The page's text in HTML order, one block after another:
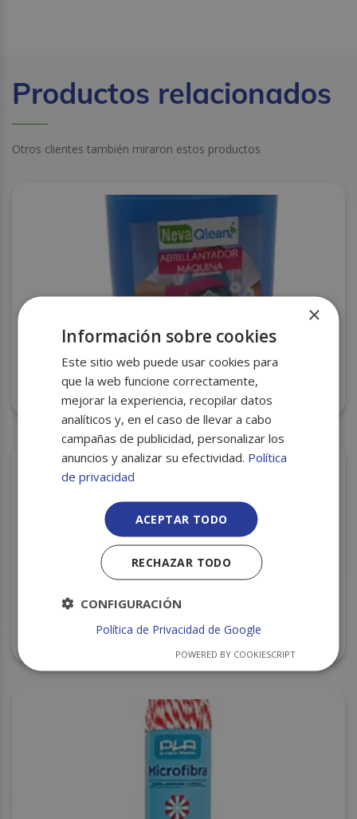
Productos relacionados
Otros clientes también miraron estos productos
ABRILLANTADOR MAQUINA NEVAQLEAN 5L. C/4
TOALLITA SACO 200U C/8 BABY FRESH
×
Información sobre cookies
Este sitio web puede usar cookies para
que la web funcione correctamente,
mejorar la experiencia, recopilar datos
analíticos y, en el caso de llevar a cabo
campañas de publicidad, personalizar los
anuncios y analizar su efectividad. Política
de privacidad
ACEPTAR TODO
RECHAZAR TODO
CONFIGURACIÓN
Política de Privacidad de Google
POWERED BY COOKIESCRIPT